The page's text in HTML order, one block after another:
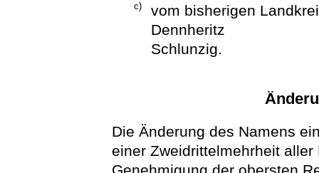
c)
vom bisherigen
Dennheritz
Schlunzig.
Die Änderung des Namens
einer Zweidrittelmehrheit